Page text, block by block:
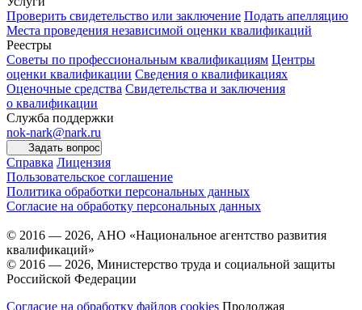
Проверить свидетельство или заключение Подать апелляцию
Места проведения независимой оценки квалификаций
Реестры
Советы по профессиональным квалификациям Центры
оценки квалификации Сведения о квалификациях
Оценочные средства Свидетельства и заключения
о квалификации
Служба поддержки
nok-nark@nark.ru
Задать вопрос
Справка Лицензия
Пользовательское соглашение
Политика обработки персональных данных
Согласие на обработку персональных данных
© 2016 — 2026, АНО «Национальное агентство развития
квалификаций»
© 2016 — 2026, Министерство труда и социальной защиты
Российской Федерации
Согласие на обработку файлов cookies Продолжая